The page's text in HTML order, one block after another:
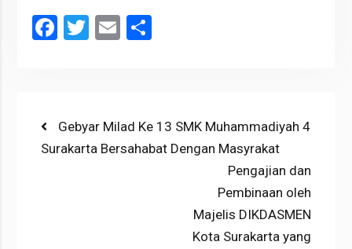
Facebook
Twitter
EmailShare
Post
navigation
Previous
post:
Gebyar Milad Ke 13 SMK Muhammadiyah 4
Surakarta Bersahabat Dengan Masyrakat
Next
post:
Pengajian dan
Pembinaan oleh
Majelis DIKDASMEN
Kota Surakarta yang